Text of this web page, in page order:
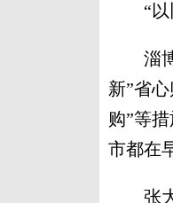
“以旧
淄博
新”省
购”等
市都在
张大